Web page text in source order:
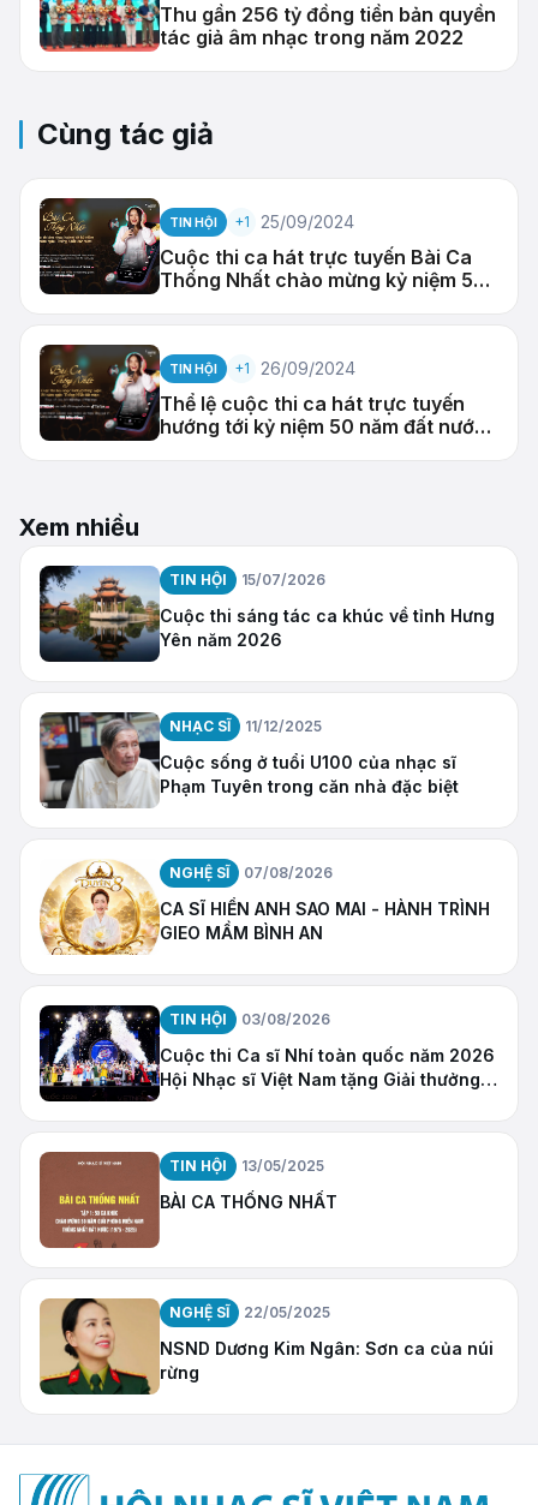
Thu gần 256 tỷ đồng tiền bản quyền
tác giả âm nhạc trong năm 2022
Cùng tác giả
TIN HỘI +1 25/09/2024
Cuộc thi ca hát trực tuyến Bài Ca
Thống Nhất chào mừng kỷ niệm 50
TIN HỘI +1 26/09/2024
Thể lệ cuộc thi ca hát trực tuyến
hướng tới kỷ niệm 50 năm đất nước
Xem nhiều
TIN HỘI 15/07/2026
Cuộc thi sáng tác ca khúc về tỉnh Hưng
Yên năm 2026
NHẠC SĨ 11/12/2025
Cuộc sống ở tuổi U100 của nhạc sĩ
Phạm Tuyên trong căn nhà đặc biệt
NGHỆ SĨ 07/08/2026
CA SĨ HIỀN ANH SAO MAI - HÀNH TRÌNH
GIEO MẦM BÌNH AN
TIN HỘI 03/08/2026
Cuộc thi Ca sĩ Nhí toàn quốc năm 2026
Hội Nhạc sĩ Việt Nam tặng Giải thưởng
TIN HỘI 13/05/2025
BÀI CA THỐNG NHẤT
NGHỆ SĨ 22/05/2025
NSND Dương Kim Ngân: Sơn ca của núi
rừng